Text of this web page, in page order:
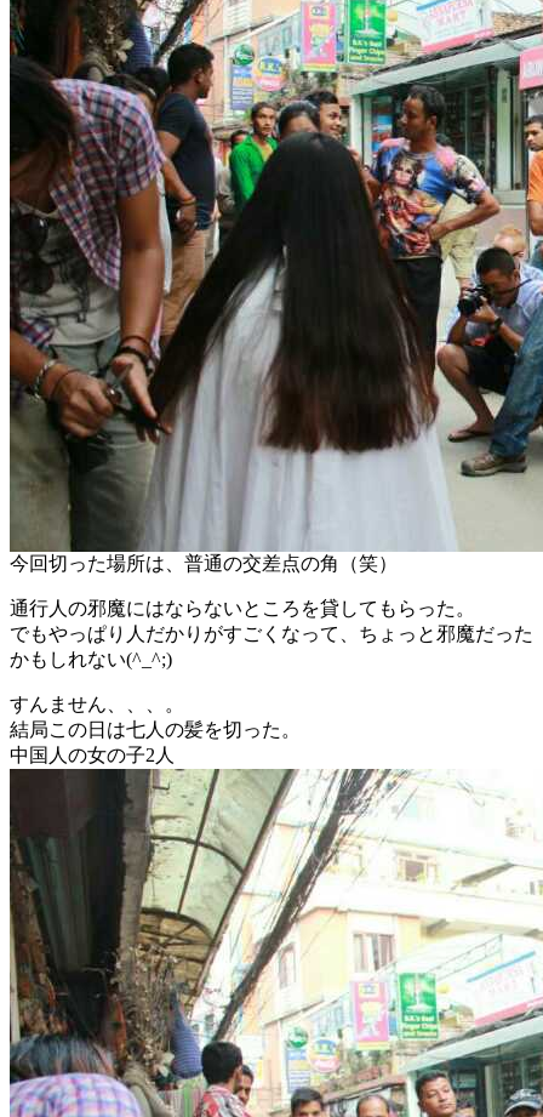
今回切った場所は、普通の交差点の角（笑）
通行人の邪魔にはならないところを貸してもらった。
でもやっぱり人だかりがすごくなって、ちょっと邪魔だった
かもしれない(^_^;)
すんません、、、。
結局この日は七人の髪を切った。
中国人の女の子2人